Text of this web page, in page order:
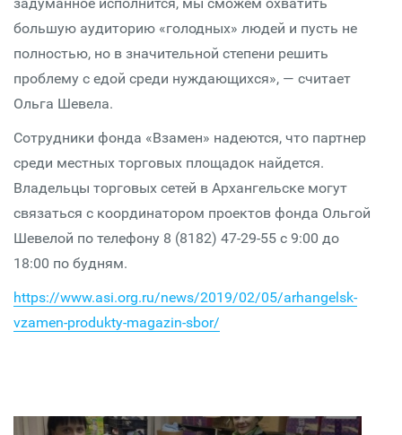
большую аудиторию «голодных» людей и пусть не
полностью, но в значительной степени решить
проблему с едой среди нуждающихся», — считает
Ольга Шевела.
Сотрудники фонда «Взамен» надеются, что партнер
среди местных торговых площадок найдется.
Владельцы торговых сетей в Архангельске могут
связаться с координатором проектов фонда Ольгой
Шевелой по телефону 8 (8182) 47-29-55 с 9:00 до
18:00 по будням.
https://www.asi.org.ru/news/2019/02/05/arhangelsk-
vzamen-produkty-magazin-sbor/